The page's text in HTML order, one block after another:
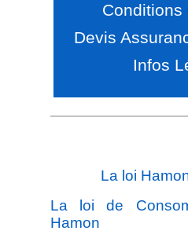
La loi
La loi de
Hamon
Conditions
Devis
Infos